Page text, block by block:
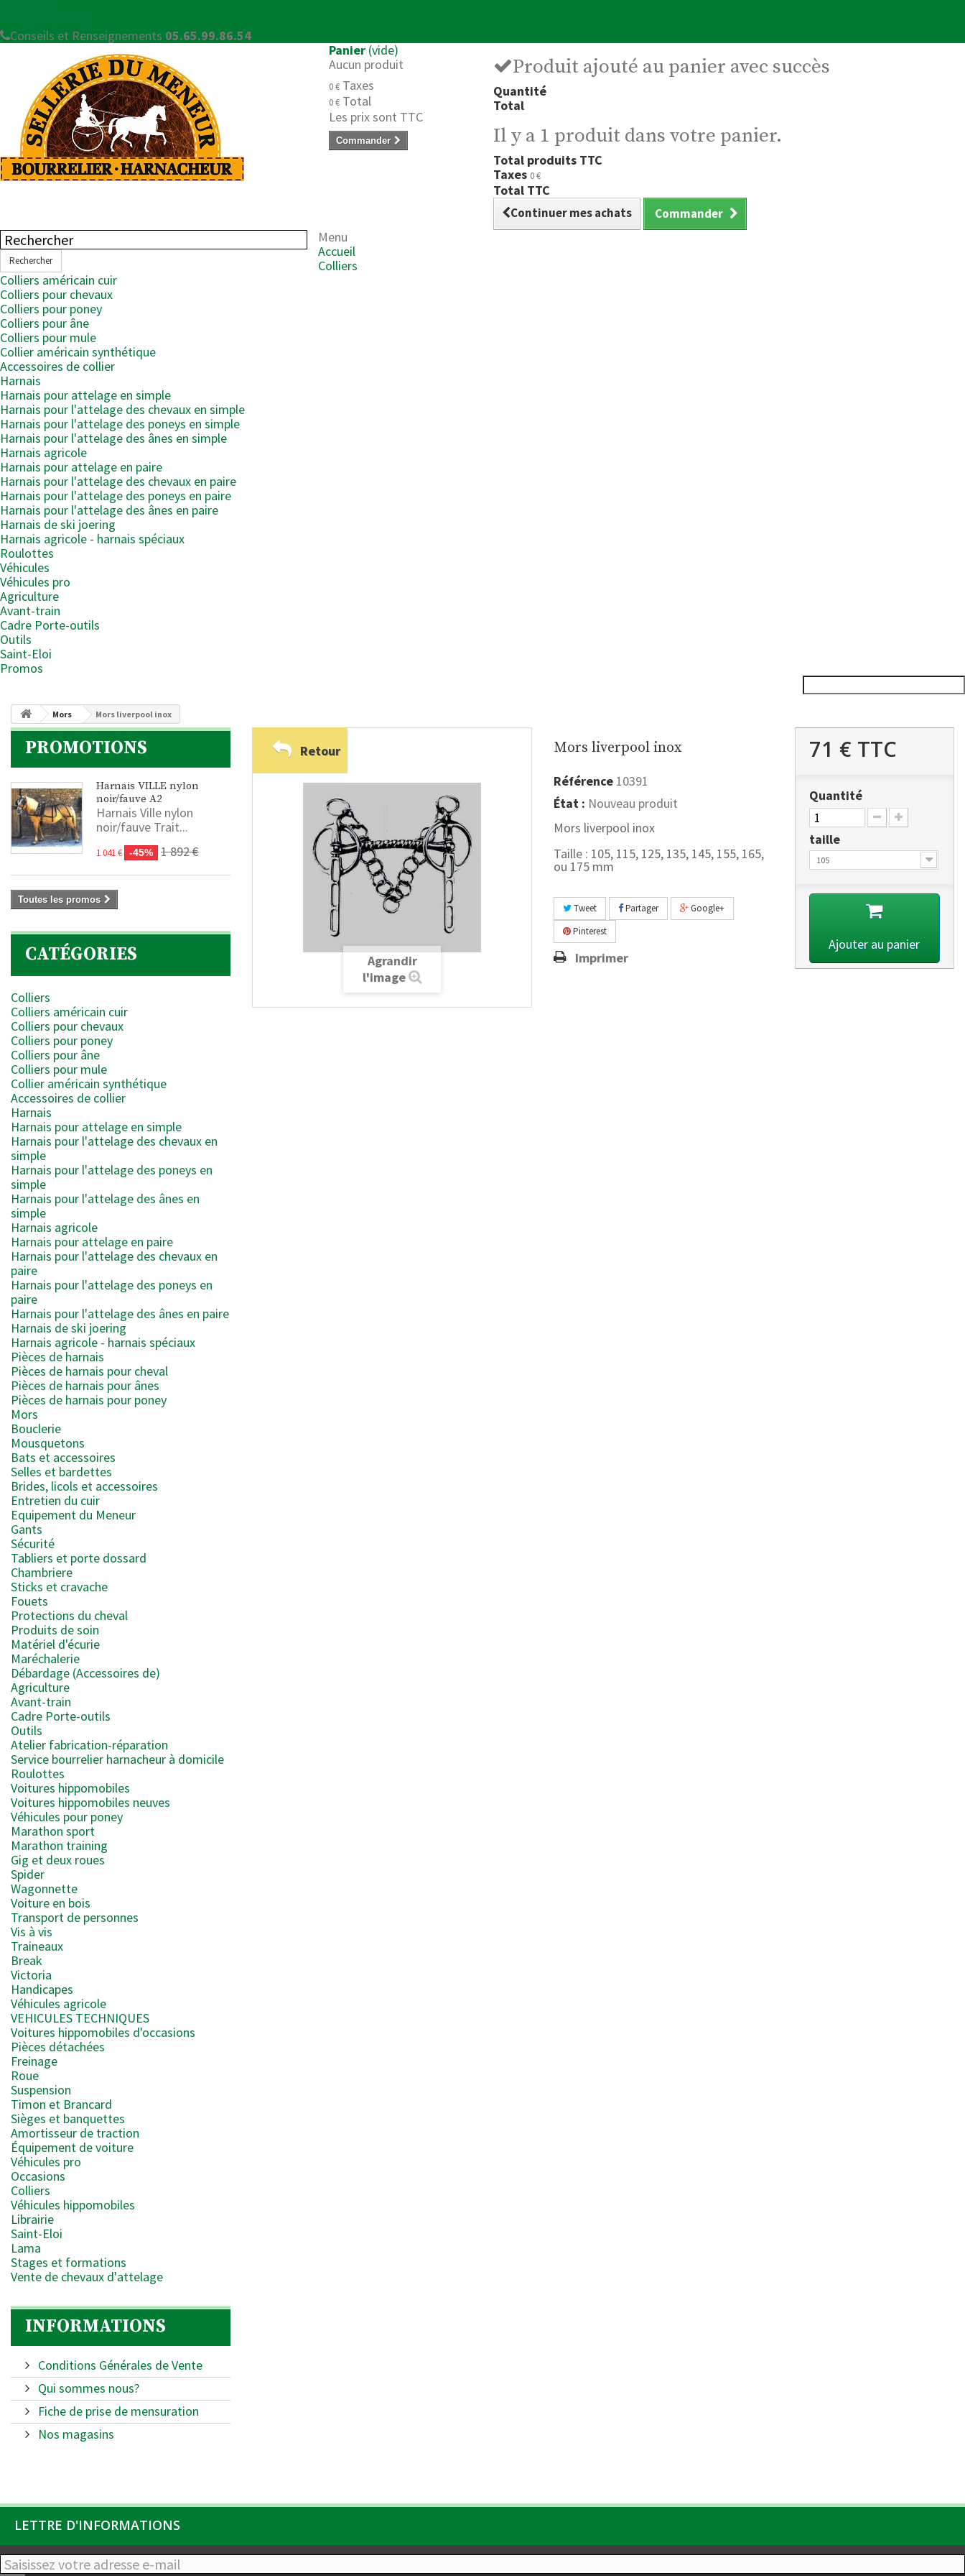
Conseils et Renseignements 05.65.99.86.54
Panier (vide)
Aucun produit
0 € Taxes
0 € Total
Les prix sont TTC
Commander
Produit ajouté au panier avec succès
Quantité
Total
Il y a 1 produit dans votre panier.
Total produits TTC
Taxes 0 €
Total TTC
Continuer mes achats Commander
Rechercher
Menu
Accueil
Colliers
Colliers américain cuir
Colliers pour chevaux
Colliers pour poney
Colliers pour âne
Colliers pour mule
Collier américain synthétique
Accessoires de collier
Harnais
Harnais pour attelage en simple
Harnais pour l'attelage des chevaux en simple
Harnais pour l'attelage des poneys en simple
Harnais pour l'attelage des ânes en simple
Harnais agricole
Harnais pour attelage en paire
Harnais pour l'attelage des chevaux en paire
Harnais pour l'attelage des poneys en paire
Harnais pour l'attelage des ânes en paire
Harnais de ski joering
Harnais agricole - harnais spéciaux
Roulottes
Véhicules
Véhicules pro
Agriculture
Avant-train
Cadre Porte-outils
Outils
Saint-Eloi
Promos
Mors Mors liverpool inox
PROMOTIONS
Harnais VILLE nylon
noir/fauve A2
Harnais Ville nylon
noir/fauve Trait...
1 041 € -45% 1 892 €
Toutes les promos
CATÉGORIES
Colliers
Colliers américain cuir
Colliers pour chevaux
Colliers pour poney
Colliers pour âne
Colliers pour mule
Collier américain synthétique
Accessoires de collier
Harnais
Harnais pour attelage en simple
Harnais pour l'attelage des chevaux en
simple
Harnais pour l'attelage des poneys en
simple
Harnais pour l'attelage des ânes en
simple
Harnais agricole
Harnais pour attelage en paire
Harnais pour l'attelage des chevaux en
paire
Harnais pour l'attelage des poneys en
paire
Harnais pour l'attelage des ânes en paire
Harnais de ski joering
Harnais agricole - harnais spéciaux
Pièces de harnais
Pièces de harnais pour cheval
Pièces de harnais pour ânes
Pièces de harnais pour poney
Mors
Bouclerie
Mousquetons
Bats et accessoires
Selles et bardettes
Brides, licols et accessoires
Entretien du cuir
Equipement du Meneur
Gants
Sécurité
Tabliers et porte dossard
Chambriere
Sticks et cravache
Fouets
Protections du cheval
Produits de soin
Matériel d'écurie
Maréchalerie
Débardage (Accessoires de)
Agriculture
Avant-train
Cadre Porte-outils
Outils
Atelier fabrication-réparation
Service bourrelier harnacheur à domicile
Roulottes
Voitures hippomobiles
Voitures hippomobiles neuves
Véhicules pour poney
Marathon sport
Marathon training
Gig et deux roues
Spider
Wagonnette
Voiture en bois
Transport de personnes
Vis à vis
Traineaux
Break
Victoria
Handicapes
Véhicules agricole
VEHICULES TECHNIQUES
Voitures hippomobiles d'occasions
Pièces détachées
Freinage
Roue
Suspension
Timon et Brancard
Sièges et banquettes
Amortisseur de traction
Équipement de voiture
Véhicules pro
Occasions
Colliers
Véhicules hippomobiles
Librairie
Saint-Eloi
Lama
Stages et formations
Vente de chevaux d'attelage
INFORMATIONS
Conditions Générales de Vente
Qui sommes nous?
Fiche de prise de mensuration
Nos magasins
Retour
Agrandir
l'image
Mors liverpool inox
Référence 10391
État : Nouveau produit
Mors liverpool inox
Taille : 105, 115, 125, 135, 145, 155, 165,
ou 175 mm
Tweet Partager
Google+
Pinterest
Imprimer
71 € TTC
Quantité
taille
105
Ajouter au panier
LETTRE D'INFORMATIONS